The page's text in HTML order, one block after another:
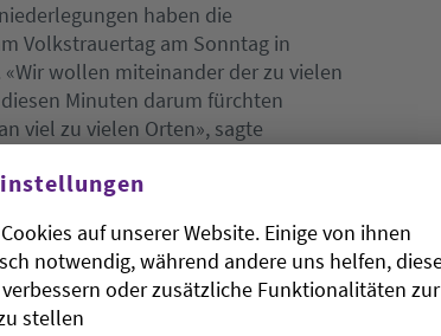
haben die
Volkstrauertag am Sonntag in
wollen miteinander der zu vielen
Minuten darum fürchten
viel zu vielen Orten», sagte
Kranzniederlegungen am Jüdischen
auf unserer Website. Einige von ihnen
notwendig, während andere uns helfen,
oder zusätzliche Funktionalitäten zur
stellen